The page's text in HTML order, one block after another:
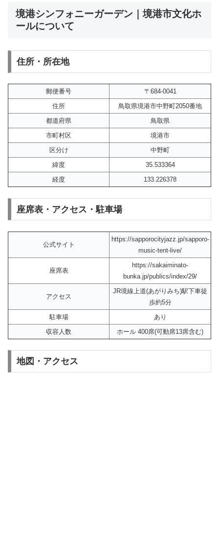
境港シンフォニーガーデン｜境港市文化ホ
ールについて
住所・所在地
郵便番号
〒684-0041
住所
鳥取県境港市中野町2050番地
都道府県
鳥取県
市町村区
境港市
区分け
中野町
緯度
35.533364
経度
133.226378
座席表・アクセス・駐車場
公式サイト
https://sapporocityjazz.jp/sapporo-
music-tent-live/
座席表
https://sakaiminato-
bunka.jp/publics/index/29/
アクセス
JR境線上道(あがりみち)駅下車徒
歩約5分
駐車場
あり
収容人数
ホール 400席(可動席13席含む)
地図・アクセス